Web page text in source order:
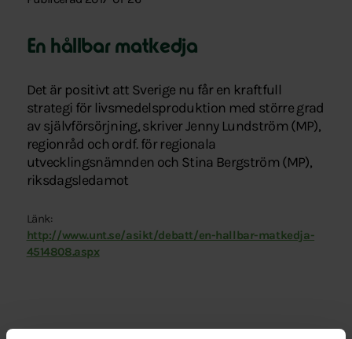
En hållbar matkedja
Det är positivt att Sverige nu får en kraftfull
strategi för livsmedelsproduktion med större grad
av självförsörjning, skriver Jenny Lundström (MP),
regionråd och ordf. för regionala
utvecklingsnämnden och Stina Bergström (MP),
riksdagsledamot
Länk:
http://www.unt.se/asikt/debatt/en-hallbar-matkedja-
4514808.aspx